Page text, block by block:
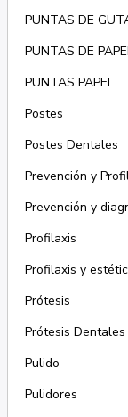
PUNTAS DE
PUNTAS DE
PUNTAS PAPEL
Postes
Postes Dentales
Prevención y
Prevención y
Profilaxis
Profilaxis y
Prótesis
Prótesis Dentales
Pulido
Pulidores